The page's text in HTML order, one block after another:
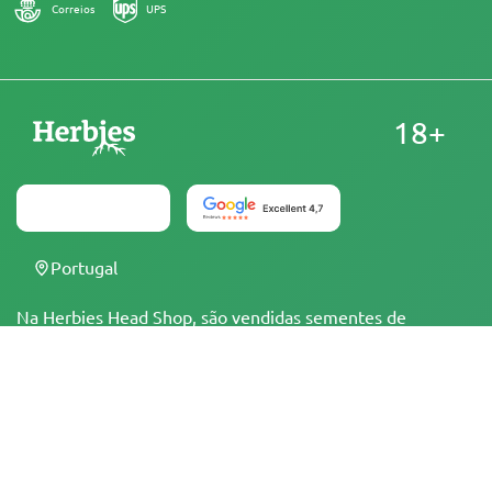
Correios UPS
Na Herbies Head Shop, são vendidas sementes de
18+
Portugal